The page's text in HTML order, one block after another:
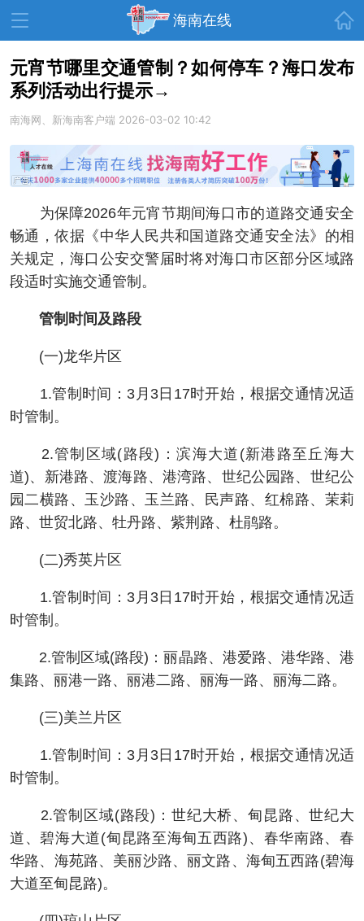
海南在线
资讯中心 热点 旅游
教育 健康 房产
生活 演出 活动
展会 走读海南 周末去哪儿
元宵节哪里交通管制？如何停车？海口发布
系列活动出行提示→
南海网、新海南客户端 2026-03-02 10:42
为保障2026年元宵节期间海口市的道路交通安全
畅通，依据《中华人民共和国道路交通安全法》的相
关规定，海口公安交警届时将对海口市区部分区域路
段适时实施交通管制。
管制时间及路段
(一)龙华片区
1.管制时间：3月3日17时开始，根据交通情况适
时管制。
2.管制区域(路段)：滨海大道(新港路至丘海大
道)、新港路、渡海路、港湾路、世纪公园路、世纪公
园二横路、玉沙路、玉兰路、民声路、红棉路、茉莉
路、世贸北路、牡丹路、紫荆路、杜鹃路。
(二)秀英片区
1.管制时间：3月3日17时开始，根据交通情况适
时管制。
2.管制区域(路段)：丽晶路、港爱路、港华路、港
集路、丽港一路、丽港二路、丽海一路、丽海二路。
(三)美兰片区
1.管制时间：3月3日17时开始，根据交通情况适
时管制。
2.管制区域(路段)：世纪大桥、甸昆路、世纪大
道、碧海大道(甸昆路至海甸五西路)、春华南路、春
华路、海苑路、美丽沙路、丽文路、海甸五西路(碧海
大道至甸昆路)。